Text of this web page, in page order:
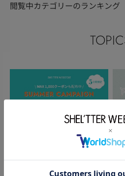
閲覧中カテゴリーのランキング